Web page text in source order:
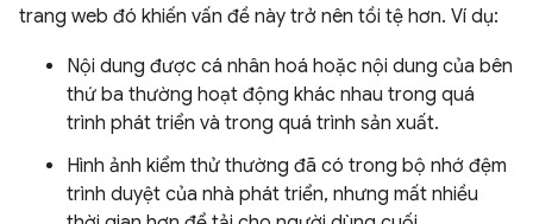
trang web đó khiến vấn đề này trở nên tồi tệ hơn. Ví dụ:
Nội dung được cá nhân hoá hoặc nội dung của bên
thứ ba thường hoạt động khác nhau trong quá
trình phát triển và trong quá trình sản xuất.
Hình ảnh kiểm thử thường đã có trong bộ nhớ đệm
trình duyệt của nhà phát triển, nhưng mất nhiều